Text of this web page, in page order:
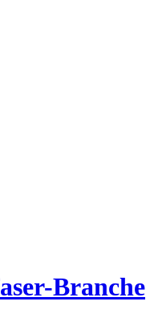
Branche